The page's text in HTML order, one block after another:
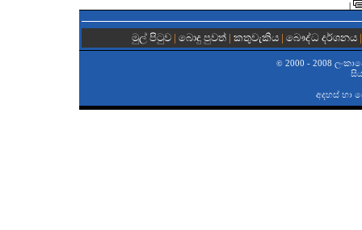
|
මුල් පිටුව | බොදු පුවත්| කතුවැකිය| බෞද්ධ දර්ශනය
©2000 - 2008
අදහස් හා